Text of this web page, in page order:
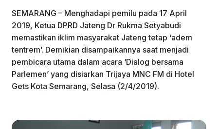
SEMARANG – Menghadapi pemilu pada 17 April
2019, Ketua DPRD Jateng Dr Rukma Setyabudi
memastikan iklim masyarakat Jateng tetap ‘adem
tentrem’. Demikian disampaikannya saat menjadi
pembicara utama dalam acara ‘Dialog bersama
Parlemen’ yang disiarkan Trijaya MNC FM di Hotel
Gets Kota Semarang, Selasa (2/4/2019).